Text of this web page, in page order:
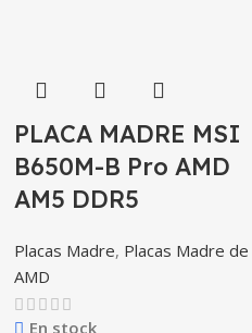
PLACA MADRE MSI
B650M-B Pro AMD
AM5 DDR5
Placas Madre, Placas Madre de
AMD
En stock